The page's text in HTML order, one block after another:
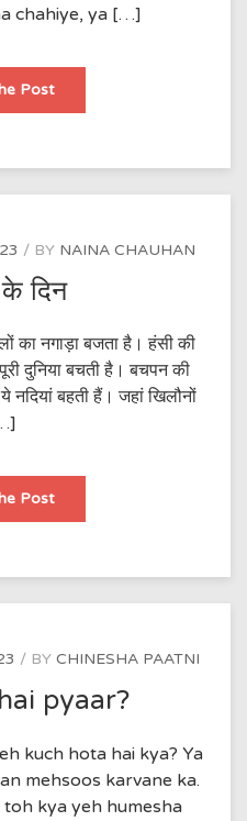
chahiye, ya […]
PostKabhi
miloge
BY NAINA CHAUHAN
दिन
का नगाड़ा बजता है। हंसी की
दुनिया बचती है। बचपन की
नदियां बहती हैं। जहां खिलौनों
Postबचपन
दिन
BY CHINESHA PAATNI
pyaar?
kuch hota hai kya? Ya
mehsoos karvane ka.
kya yeh humesha